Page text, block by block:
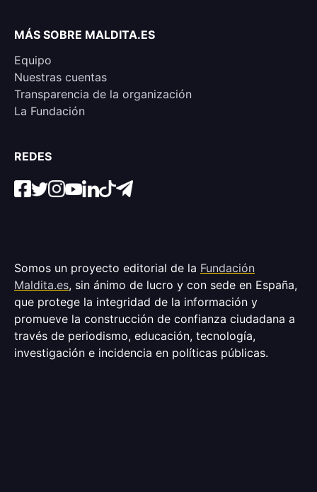
MÁS SOBRE MALDITA.ES
Equipo
Nuestras cuentas
Transparencia de la organización
La Fundación
REDES
Somos un proyecto editorial de la Fundación
Maldita.es, sin ánimo de lucro y con sede en España,
que protege la integridad de la información y
promueve la construcción de confianza ciudadana a
través de periodismo, educación, tecnología,
investigación e incidencia en políticas públicas.